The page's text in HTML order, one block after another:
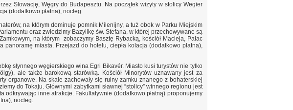
Słowację, Węgry do Budapesztu. Na początek wizyty w stolicy Wegier
(dodatkowo płatna), nocleg.
na którym dominuje pomnik Milenijny, a tuż obok w Parku Miejskim
oraz zwiedzimy Bazylikę św. Stefana, w której przechowywane są
na którym zobaczymy Basztę Rybacką, kościół Macieja, Pałac
miasta. Przejazd do hotelu, ciepła kolacja (dodatkowo płatna),
słynnego węgierskiego wina Egri Bikavér. Miasto kusi turystów nie tylko
ale także barokową starówką. Kościół Minorytów uznawany jest za
organowe. Na skale zachowały się ruiny zamku znanego z bohaterskiej
do Tokaju. Głównymi zabytkami sławnej “stolicy” winnego regionu jest
odkrywając inne atrakcje. Fakultatywnie (dodatkowo płatną) proponujemy
nocleg.